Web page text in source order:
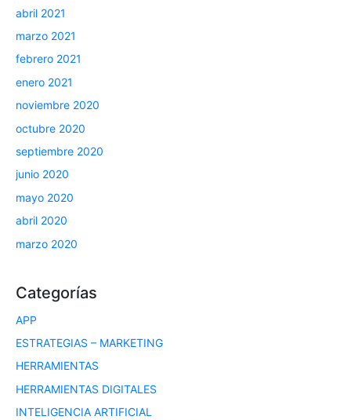
abril 2021
marzo 2021
febrero 2021
enero 2021
noviembre 2020
octubre 2020
septiembre 2020
junio 2020
mayo 2020
abril 2020
marzo 2020
Categorías
APP
ESTRATEGIAS – MARKETING
HERRAMIENTAS
HERRAMIENTAS DIGITALES
INTELIGENCIA ARTIFICIAL